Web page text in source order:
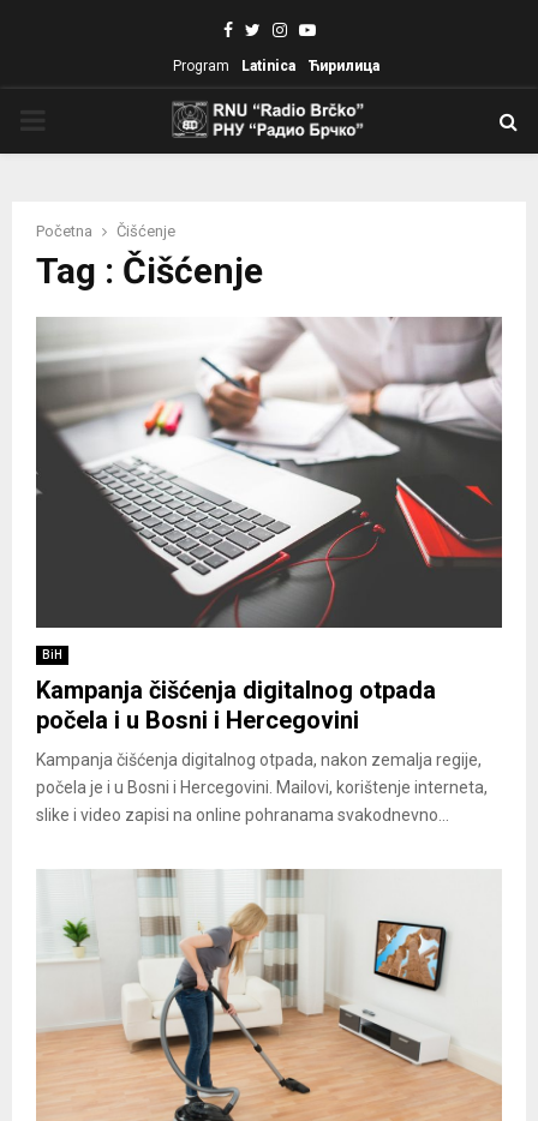
Facebook
TwitterInstagram
Youtube
Program Latinica Ћирилица
Početna Čišćenje
Tag : Čišćenje
BiH
Kampanja čišćenja digitalnog otpada
počela i u Bosni i Hercegovini
Kampanja čišćenja digitalnog otpada, nakon zemalja regije,
počela je i u Bosni i Hercegovini. Mailovi, korištenje interneta,
slike i video zapisi na online pohranama svakodnevno...